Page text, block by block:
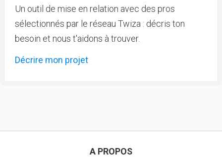
Un outil de mise en relation avec des pros
sélectionnés par le réseau Twiza : décris ton
besoin et nous t'aidons à trouver.
Décrire mon projet
A PROPOS